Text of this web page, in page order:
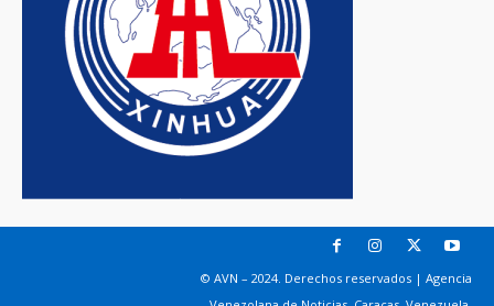
© AVN – 2024. Derechos reservados | Agencia